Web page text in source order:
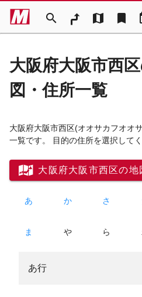
search map bookmark
大阪府大阪市西
図・住所一覧
大阪府大阪市西区(オオサカフオオ
一覧です。 目的の住所を選択してく
大阪府大阪市西区の地
あ か さ
ま や ら
あ行